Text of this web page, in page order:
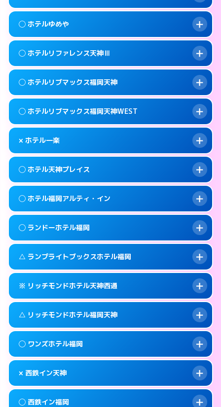
info このホテルの詳細ページを見る →
smartphone 092-286-1700
map 福岡市中央区春吉3-14-20
info このホテルの詳細ページを見る →
案内方法: カードキーにつきホテルの入り口で
待ち合わせ。
info このホテルの詳細ページを見る →
案内方法:
カードキーにつきホテルの入り口で
待ち合わせ。
info このホテルの詳細ページを見る →
◯ ホテルゆめや
案内方法: 女性が直接お部屋まで伺います。
smartphone 092-524-7588
map 福岡市中央区大宮1-1-24
info このホテルの詳細ページを見る →
◯ ホテルリファレンス天神Ⅲ
案内方法: 女性が直接お部屋まで伺います。
smartphone 092-718-3030
map 福岡市中央区天神3-8-10
info このホテルの詳細ページを見る →
◯ ホテルリブマックス福岡天神
案内方法:
smartphone 092-534-1140
map 福岡市中央区清川1-12-17
info このホテルの詳細ページを見る →
◯ ホテルリブマックス福岡天神WEST
案内方法:
女性が直接お部屋まで伺います。
smartphone 092-717-2250
map 福岡市中央区大名2-11-23
info このホテルの詳細ページを見る →
× ホテル一楽
案内方法:
派遣できません。
smartphone 092-531-0561
map 福岡市中央区清川2-5-5
info このホテルの詳細ページを見る →
◯ ホテル天神プレイス
案内方法: 女性が直接お部屋まで伺います。
smartphone 092-733-1234
map 福岡市中央区今泉1-2-23
info このホテルの詳細ページを見る →
◯ ホテル福岡アルティ・イン
案内方法: 女性が直接お部屋まで伺います。
smartphone 092-724-3511
map 福岡市中央区渡辺通5-1-20
info このホテルの詳細ページを見る →
◯ ランドーホテル福岡
案内方法: 女性が直接お部屋まで伺います。
smartphone 092-526-5231
map 福岡市中央区清川1-2-3
info このホテルの詳細ページを見る →
△ ランプライトブックスホテル福岡
案内方法: 女性が直接お部屋まで伺います。
smartphone 092-720-7711
map 福岡市中央区大名1-15-22
info このホテルの詳細ページを見る →
※ リッチモンドホテル天神西通
案内方法: カードキーにつきホテルの入り口で
待ち合わせ。
info このホテルの詳細ページを見る →
△ リッチモンドホテル福岡天神
案内方法:状況により派遣できません。
smartphone 092-739-2055
map 福岡市中央区渡辺通4-8-25
◯ ワンズホテル福岡
案内方法:女性が直接お部屋まで伺います。
× 西鉄イン天神
◯ 西鉄イン福岡